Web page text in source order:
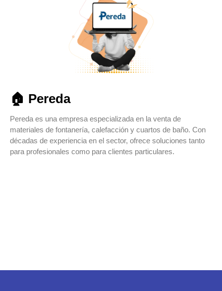
🏠 Pereda ​
Pereda es una empresa especializada en la venta de
materiales de fontanería, calefacción y cuartos de baño. Con
décadas de experiencia en el sector, ofrece soluciones tanto
para profesionales como para clientes particulares.